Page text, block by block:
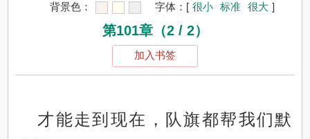
背景色： 字体： [ 很小 标准 很大 ]
第101章（2 / 2）
加入书签
才能走到现在，队旗都帮我们默